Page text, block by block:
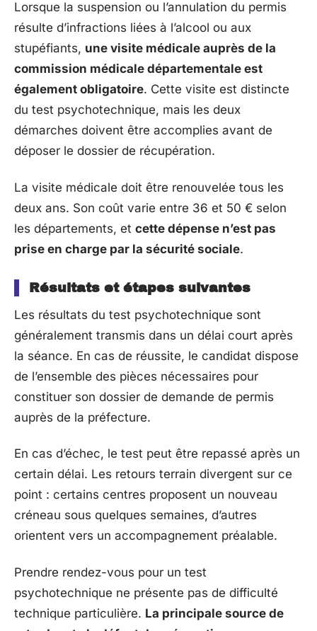
Lorsque la suspension ou l’annulation du permis
résulte d’infractions liées à l’alcool ou aux
stupéfiants, une visite médicale auprès de la
commission médicale départementale est
également obligatoire. Cette visite est distincte
du test psychotechnique, mais les deux
démarches doivent être accomplies avant de
déposer le dossier de récupération.
La visite médicale doit être renouvelée tous les
deux ans. Son coût varie entre 36 et 50 € selon
les départements, et cette dépense n’est pas
prise en charge par la sécurité sociale.
Résultats et étapes suivantes
Les résultats du test psychotechnique sont
généralement transmis dans un délai court après
la séance. En cas de réussite, le candidat dispose
de l’ensemble des pièces nécessaires pour
constituer son dossier de demande de permis
auprès de la préfecture.
En cas d’échec, le test peut être repassé après un
certain délai. Les retours terrain divergent sur ce
point : certains centres proposent un nouveau
créneau sous quelques semaines, d’autres
orientent vers un accompagnement préalable.
Prendre rendez-vous pour un test
psychotechnique ne présente pas de difficulté
technique particulière. La principale source de